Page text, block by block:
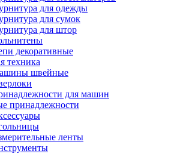
для одежды
для сумок
для штор
декоративные
техника
швейные
для машин
принадлежности
ленты